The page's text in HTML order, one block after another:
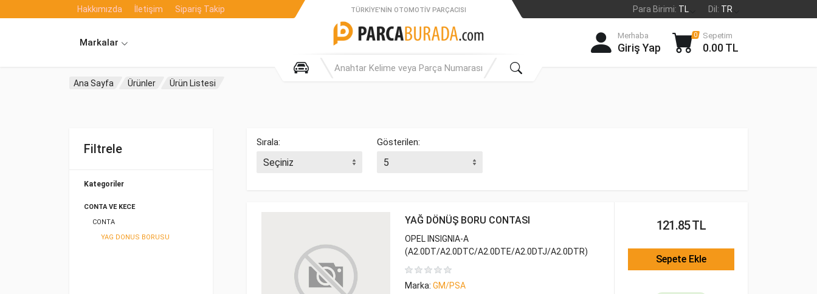
Hakkımızda İletişim Sipariş Takip Para Birimi: TL Dil: TR
Markalar
TÜRKIYE'NIN OTOMOTIV PARÇACISI
Merhaba
Giriş Yap
0 Sepetim
0.00 TL
Ana Sayfa Ürünler Ürün Listesi
Filtrele
Kategoriler
CONTA VE KECE
CONTA
YAG DONUS BORUSU
Sırala: Gösterilen:
YAĞ DÖNÜŞ BORU CONTASI
OPEL INSIGNIA-A
(A2.0DT/A2.0DTC/A2.0DTE/A2.0DTJ/A2.0DTR)
Marka: GM/PSA
121.85 TL
Sepete Ekle